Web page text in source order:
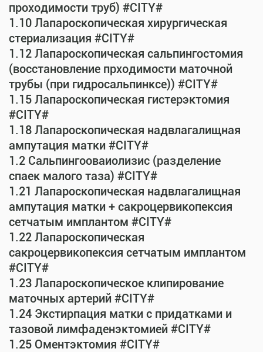
проходимости труб) #CITY#
1.10 Лапароскопическая хирургическая
стериализация #CITY#
1.12 Лапароскопическая сальпингостомия
(восстановление прходимости маточной
трубы (при гидросальпинксе)) #CITY#
1.15 Лапароскопическая гистерэктомия
#CITY#
1.18 Лапароскопическая надвлагалищная
ампутация матки #CITY#
1.2 Сальпингооваиолизис (разделение
спаек малого таза) #CITY#
1.21 Лапароскопическая надвлагалищная
ампутация матки + сакроцервикопексия
сетчатым имплантом #CITY#
1.22 Лапароскопическая
сакроцервикопексия сетчатым имплантом
#CITY#
1.23 Лапароскопическое клипирование
маточных артерий #CITY#
1.24 Экстирпация матки с придатками и
тазовой лимфаденэктомией #CITY#
1.25 Оментэктомия #CITY#